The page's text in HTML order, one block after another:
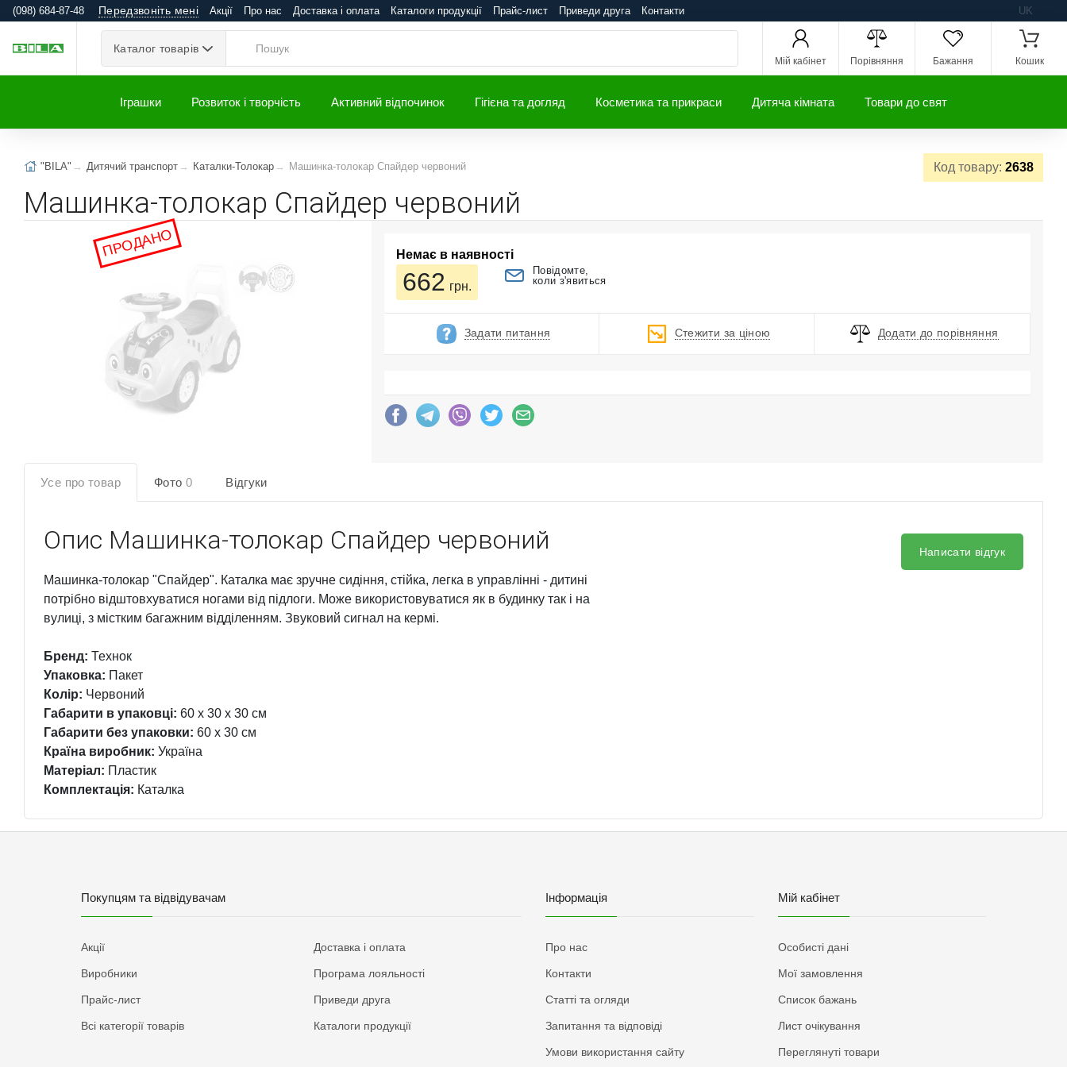
(098) 684-87-48 Передзвоніть мені Акції Про нас Доставка і оплата Каталоги продукції Прайс-лист Приведи друга Контакти UK
Каталог товарів
Мій кабінет Порівняння Бажання Кошик
Іграшки Розвиток і творчість Активний відпочинок Гігієна та догляд Косметика та прикраси Дитяча кімната Товари до свят
Код товару: 2638
"BILA" Дитячий транспорт Каталки-Толокар Машинка-толокар Спайдер червоний
Машинка-толокар Спайдер червоний
ПРОДАНО Немає в наявності
662 грн.
Повідомте,
коли з'явиться
Задати питання Стежити за ціною Додати до порівняння
Усе про товар Фото 0 Відгуки
Опис Машинка-толокар Спайдер червоний
Машинка-толокар "Спайдер". Каталка має зручне сидіння, стійка, легка в управлінні - дитині
потрібно відштовхуватися ногами від підлоги. Може використовуватися як в будинку так і на
вулиці, з містким багажним відділенням. Звуковий сигнал на кермі.
Бренд: Технок
Упаковка: Пакет
Колір: Червоний
Габарити в упаковці: 60 x 30 x 30 см
Габарити без упаковки: 60 x 30 см
Країна виробник: Україна
Матеріал: Пластик
Комплектація: Каталка
Написати відгук
Покупцям та відвідувачам
Акції
Виробники
Прайс-лист
Всі категорії товарів
Доставка і оплата
Програма лояльності
Приведи друга
Каталоги продукції
Інформація
Про нас
Контакти
Статті та огляди
Запитання та відповіді
Умови використання сайту
Мій кабінет
Особисті дані
Мої замовлення
Список бажань
Лист очікування
Переглянуті товари